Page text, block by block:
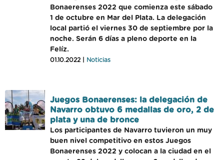
Bonaerenses 2022 que comienza este sábado
1 de octubre en Mar del Plata. La delegación
local partió el viernes 30 de septiembre por la
noche. Serán 6 días a pleno deporte en la
Felíz.
01.10.2022 | Noticias
Juegos Bonaerenses: la delegación de
Navarro obtuvo 6 medallas de oro, 2 de
plata y una de bronce
Los participantes de Navarro tuvieron un muy
buen nivel competitivo en estos Juegos
Bonaerenses 2022 y colocan a la ciudad en el